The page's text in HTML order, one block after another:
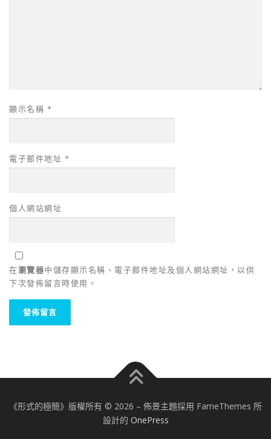
顯示名稱 *
電子郵件地址 *
個人網站網址
在瀏覽器中儲存顯示名稱、電子郵件地址及個人網站網址，以供
下次發佈留言時使用。
《形式的極簡》版權所有 © 2026 – 佈景主題採用 FameThemes 所
設計的 OnePress